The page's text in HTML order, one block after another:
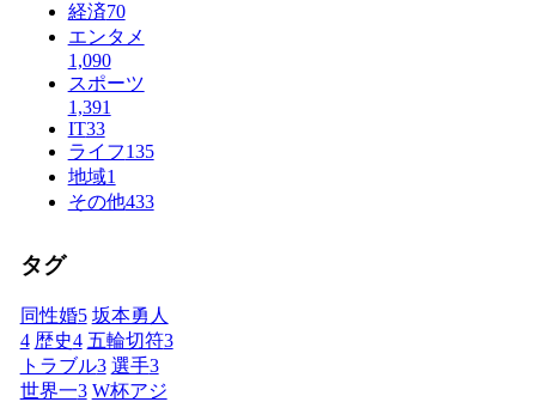
経済70
エンタメ
1,090
スポーツ
1,391
IT33
ライフ135
地域1
その他433
タグ
同性婚5 坂本勇人
4 歴史4 五輪切符3
トラブル3 選手3
世界一3 W杯アジ